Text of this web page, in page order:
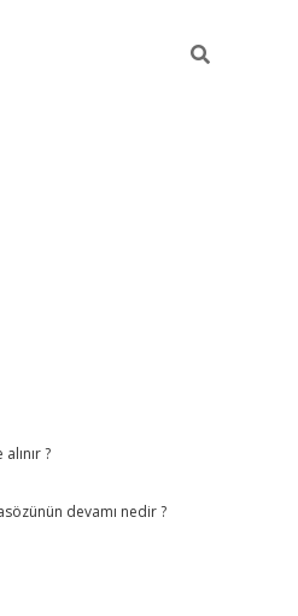
?
devamı nedir ?